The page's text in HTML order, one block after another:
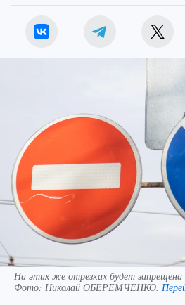
На этих же отрезках будет запрещена
Фото: Николай ОБЕРЕМЧЕНКО.